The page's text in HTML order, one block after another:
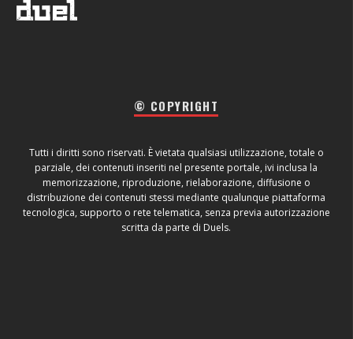
© COPYRIGHT
Tutti i diritti sono riservati. È vietata qualsiasi utilizzazione, totale o
parziale, dei contenuti inseriti nel presente portale, ivi inclusa la
memorizzazione, riproduzione, rielaborazione, diffusione o
distribuzione dei contenuti stessi mediante qualunque piattaforma
tecnologica, supporto o rete telematica, senza previa autorizzazione
scritta da parte di Duels.